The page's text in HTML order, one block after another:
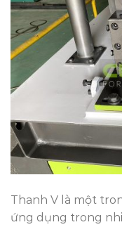
Thanh V là một
ứng dụng trong